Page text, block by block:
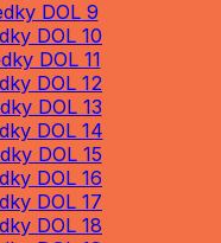
DOL 9
DOL 10
DOL 11
DOL 12
DOL 13
DOL 14
DOL 15
DOL 16
DOL 17
DOL 18